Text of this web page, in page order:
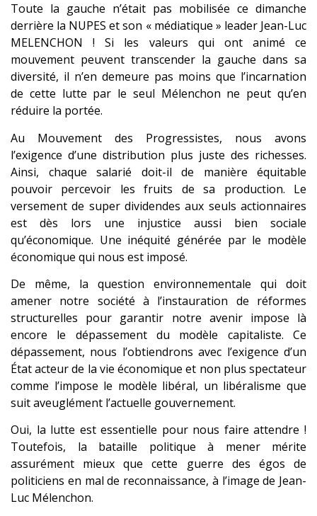
Toute la gauche n’était pas mobilisée ce dimanche
derrière la NUPES et son « médiatique » leader Jean-Luc
MELENCHON ! Si les valeurs qui ont animé ce
mouvement peuvent transcender la gauche dans sa
diversité, il n’en demeure pas moins que l’incarnation
de cette lutte par le seul Mélenchon ne peut qu’en
réduire la portée.
Au Mouvement des Progressistes, nous avons
l’exigence d’une distribution plus juste des richesses.
Ainsi, chaque salarié doit-il de manière équitable
pouvoir percevoir les fruits de sa production. Le
versement de super dividendes aux seuls actionnaires
est dès lors une injustice aussi bien sociale
qu’économique. Une inéquité générée par le modèle
économique qui nous est imposé.
De même, la question environnementale qui doit
amener notre société à l’instauration de réformes
structurelles pour garantir notre avenir impose là
encore le dépassement du modèle capitaliste. Ce
dépassement, nous l’obtiendrons avec l’exigence d’un
État acteur de la vie économique et non plus spectateur
comme l’impose le modèle libéral, un libéralisme que
suit aveuglément l’actuelle gouvernement.
Oui, la lutte est essentielle pour nous faire attendre !
Toutefois, la bataille politique à mener mérite
assurément mieux que cette guerre des égos de
politiciens en mal de reconnaissance, à l’image de Jean-
Luc Mélenchon.